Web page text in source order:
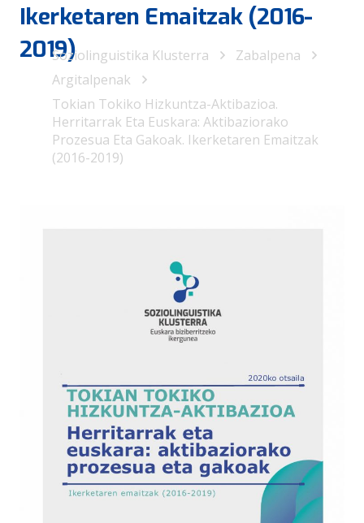
Ikerketaren Emaitzak (2016-
2019)Soziolinguistika Klusterra
Zabalpena
Argitalpenak
Tokian Tokiko Hizkuntza-Aktibazioa.
Herritarrak Eta Euskara: Aktibaziorako
Prozesua Eta Gakoak. Ikerketaren Emaitzak
(2016-2019)